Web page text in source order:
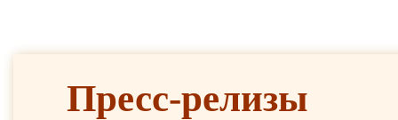
Пресс-релизы